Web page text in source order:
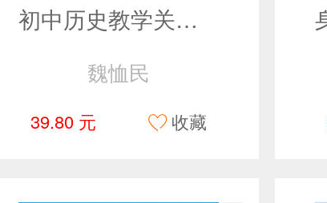
初中历史教学关键问题指导
魏恤民
39.80 元 收藏